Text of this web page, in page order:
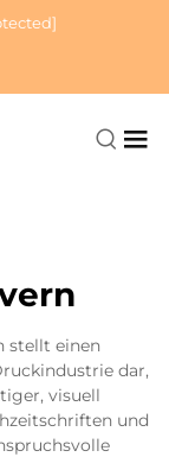
stellt einen
dar,
visuell
und